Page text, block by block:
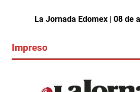
La Jornada Edomex | 08 de
Impreso